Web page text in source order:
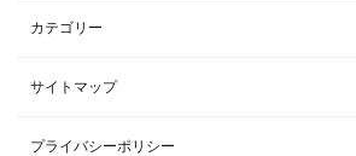
カテゴリー
サイトマップ
プライバシーポリシー